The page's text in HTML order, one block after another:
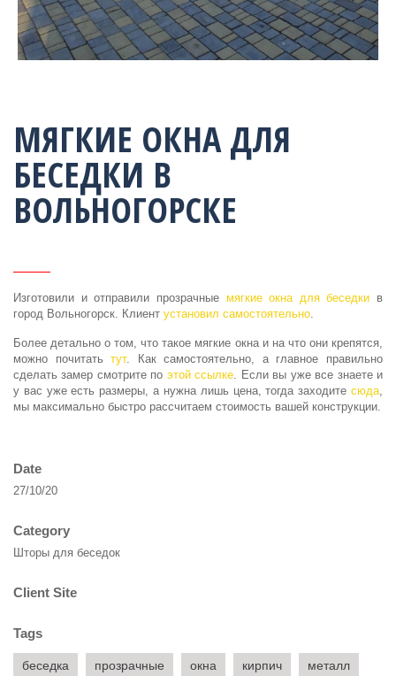
МЯГКИЕ ОКНА ДЛЯ
БЕСЕДКИ В
ВОЛЬНОГОРСКЕ
Изготовили и отправили прозрачные мягкие окна для беседки в
город Вольногорск. Клиент установил самостоятельно.
Более детально о том, что такое мягкие окна и на что они крепятся,
можно почитатьтут. Как самостоятельно, а главное правильно
сделать замер смотрите по этой ссылке. Если вы уже все знаете и
у вас уже есть размеры, а нужна лишь цена, тогда заходите сюда,
мы максимально быстро рассчитаем стоимость вашей конструкции.
Date
27/10/20
Category
Шторы для беседок
Client Site
Tags
беседка прозрачные окна кирпич металл